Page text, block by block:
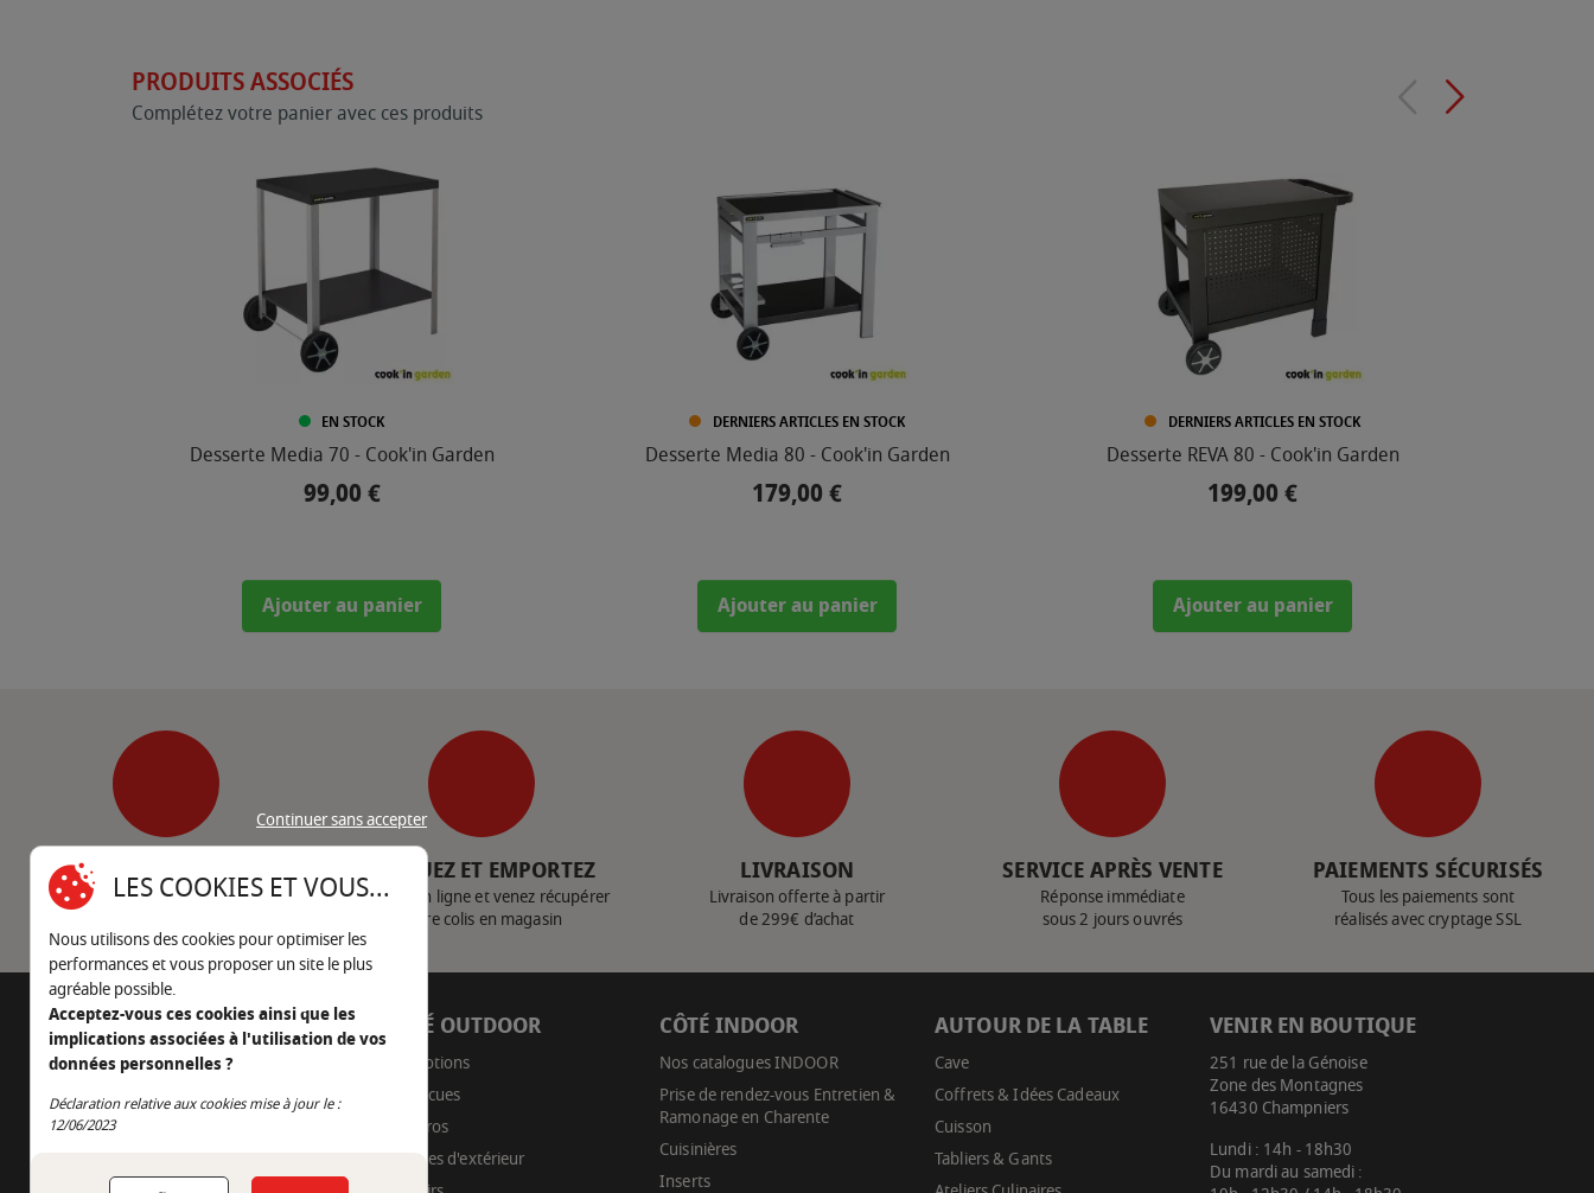
PRODUITS ASSOCIÉS
Complétez votre panier avec ces produits
EN STOCK
Desserte Media 70 - Cook'in Garden
Prix
99,00 €
Ajouter au panier
DERNIERS ARTICLES EN STOCK
Desserte Media 80 - Cook'in Garden
Prix
179,00 €
Ajouter au panier
DERNIERS ARTICLES EN STOCK
Desserte REVA 80 - Cook'in Garden
Prix
199,00 €
Ajouter au panier
SERVICE CLIENT
Nous contacter
CLIQUEZ ET EMPORTEZ
Achetez en ligne et venez récupérer
votre colis en magasin
LIVRAISON
Livraison offerte à partir
de 299€ d’achat
SERVICE APRÈS VENTE
Réponse immédiate
sous 2 jours ouvrés
PAIEMENTS SÉCURISÉS
Tous les paiements sont
réalisés avec cryptage SSL
AUTOUR DU FEU
05 45 22 98 09
Nous envoyer un e-mail
CÔTÉ OUTDOOR
Promotions
Barbecues
Braseros
Cuisines d'extérieur
CÔTÉ INDOOR
Nos catalogues INDOOR
Prise de rendez-vous Entretien &
Ramonage en Charente
Cuisinières
Inserts
AUTOUR DE LA TABLE
Cave
Coffrets & Idées Cadeaux
Cuisson
Tabliers & Gants
VENIR EN BOUTIQUE
251 rue de la Génoise
Zone des Montagnes
16430 Champniers
Lundi : 14h - 18h30
Du mardi au samedi :
Continuer sans accepter
LES COOKIES ET VOUS...
Nous utilisons des cookies pour optimiser les
performances et vous proposer un site le plus
agréable possible.
Acceptez-vous ces cookies ainsi que les
implications associées à l'utilisation de vos
données personnelles ?
Déclaration relative aux cookies mise à jour le :
12/06/2023